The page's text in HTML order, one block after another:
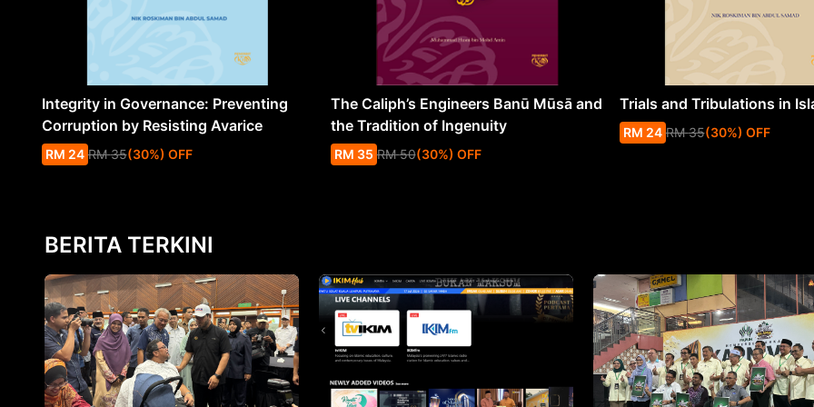
Integrity in Governance: Preventing
Corruption by Resisting Avarice
RM 24 RM 35(30%) OFF
The Caliph’s Engineers Banū Mūsā and
the Tradition of Ingenuity
RM 35 RM 50(30%) OFF
Trials and Tribulations in
RM 24 RM 35(30%) OFF
BERITA TERKINI